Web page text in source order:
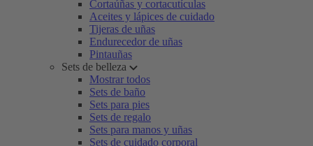
Cortaúñas y cortacutículas
Aceites y lápices de cuidado
Tijeras de uñas
Endurecedor de uñas
Pintauñas
Sets de belleza
Mostrar todos
Sets de baño
Sets para pies
Sets de regalo
Sets para manos y uñas
Sets de cuidado corporal